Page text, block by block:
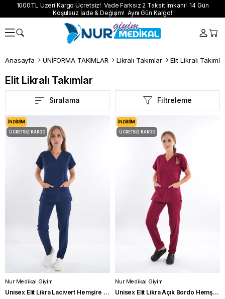
1000TL Üzeri Kargo Ücretsiz! Vade Farksız 2 Taksit İmkanı! 14 Gün
Koşulsuz İade & Değişim! Aynı Gün Kargo!
Anasayfa ÜNİFORMA TAKIMLAR Likralı Takımlar Elit Likralı
Elit Likralı Takımlar
Filtreleme
Sıralama
Nur Medikal Giyim
Unisex Elit Likra Lacivert Hemşire Ve Doktor Üniforma Takımı Scrubs
İNDIRIM
ÜCRETSIZ KARGO
Nur Medikal Giyim
Unisex Elit Likra Açık Bordo Hemşire Ve Doktor Üniforma Takımı Scrubs
İNDIRIM
ÜCRETSIZ KARGO